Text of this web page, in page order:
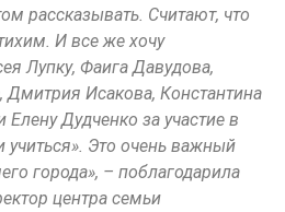
рассказывать. Считают, что
И все же хочу
Лупку, Фаига Давудова,
Дмитрия Исакова, Константина
Дудченко за участие в
учиться». Это очень важный
города», – поблагодарила
центра семьи